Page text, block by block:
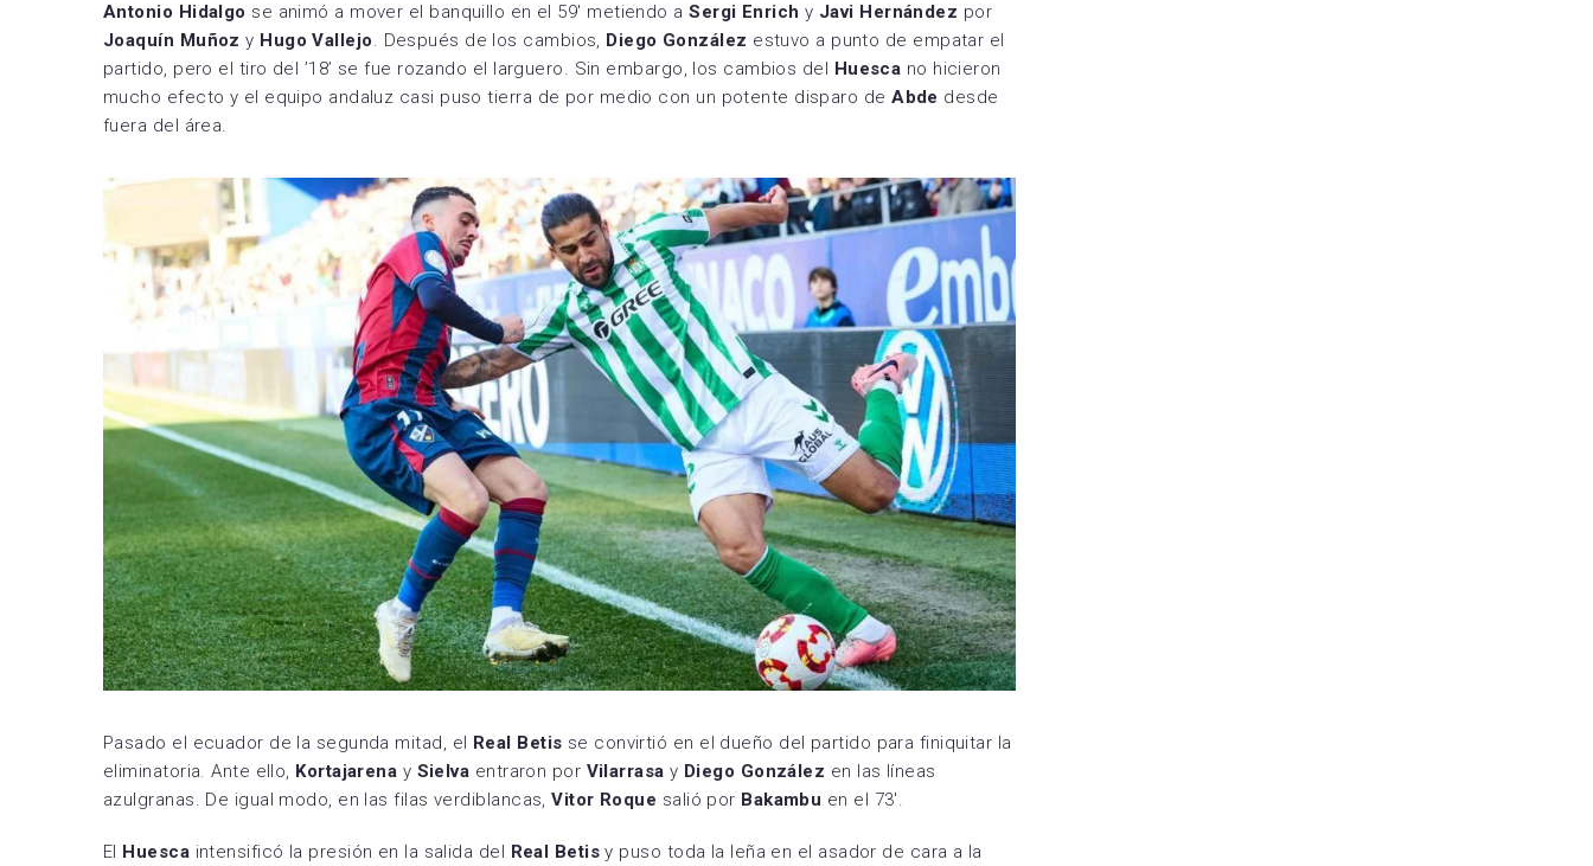
Antonio Hidalgo se animó a mover el banquillo en el 59′ metiendo aSergi Enrich y Javi Hernández por
Joaquín Muñozy Hugo Vallejo. Después de los cambios, Diego González estuvo a punto de empatar el
partido, pero el tiro del ’18’ se fue rozando el larguero. Sin embargo, los cambios del
Huesca no hicieron
mucho efecto y el equipo andaluz casi puso tierra de por medio con un potente disparo deAbde desde
fuera del área.
Pasado el ecuador de la segunda mitad, el Real Betis se convirtió en el dueño del partido para finiquitar la
eliminatoria. Ante ello, Kortajarena y Sielva entraron por Vilarrasay Diego González en las líneas
azulgranas. De igual modo, en las filas verdiblancas,Vitor Roque salió por Bakambu en el 73′.
El Huesca intensificó la presión en la salida del Real Betis y puso toda la leña en el asador de cara a la